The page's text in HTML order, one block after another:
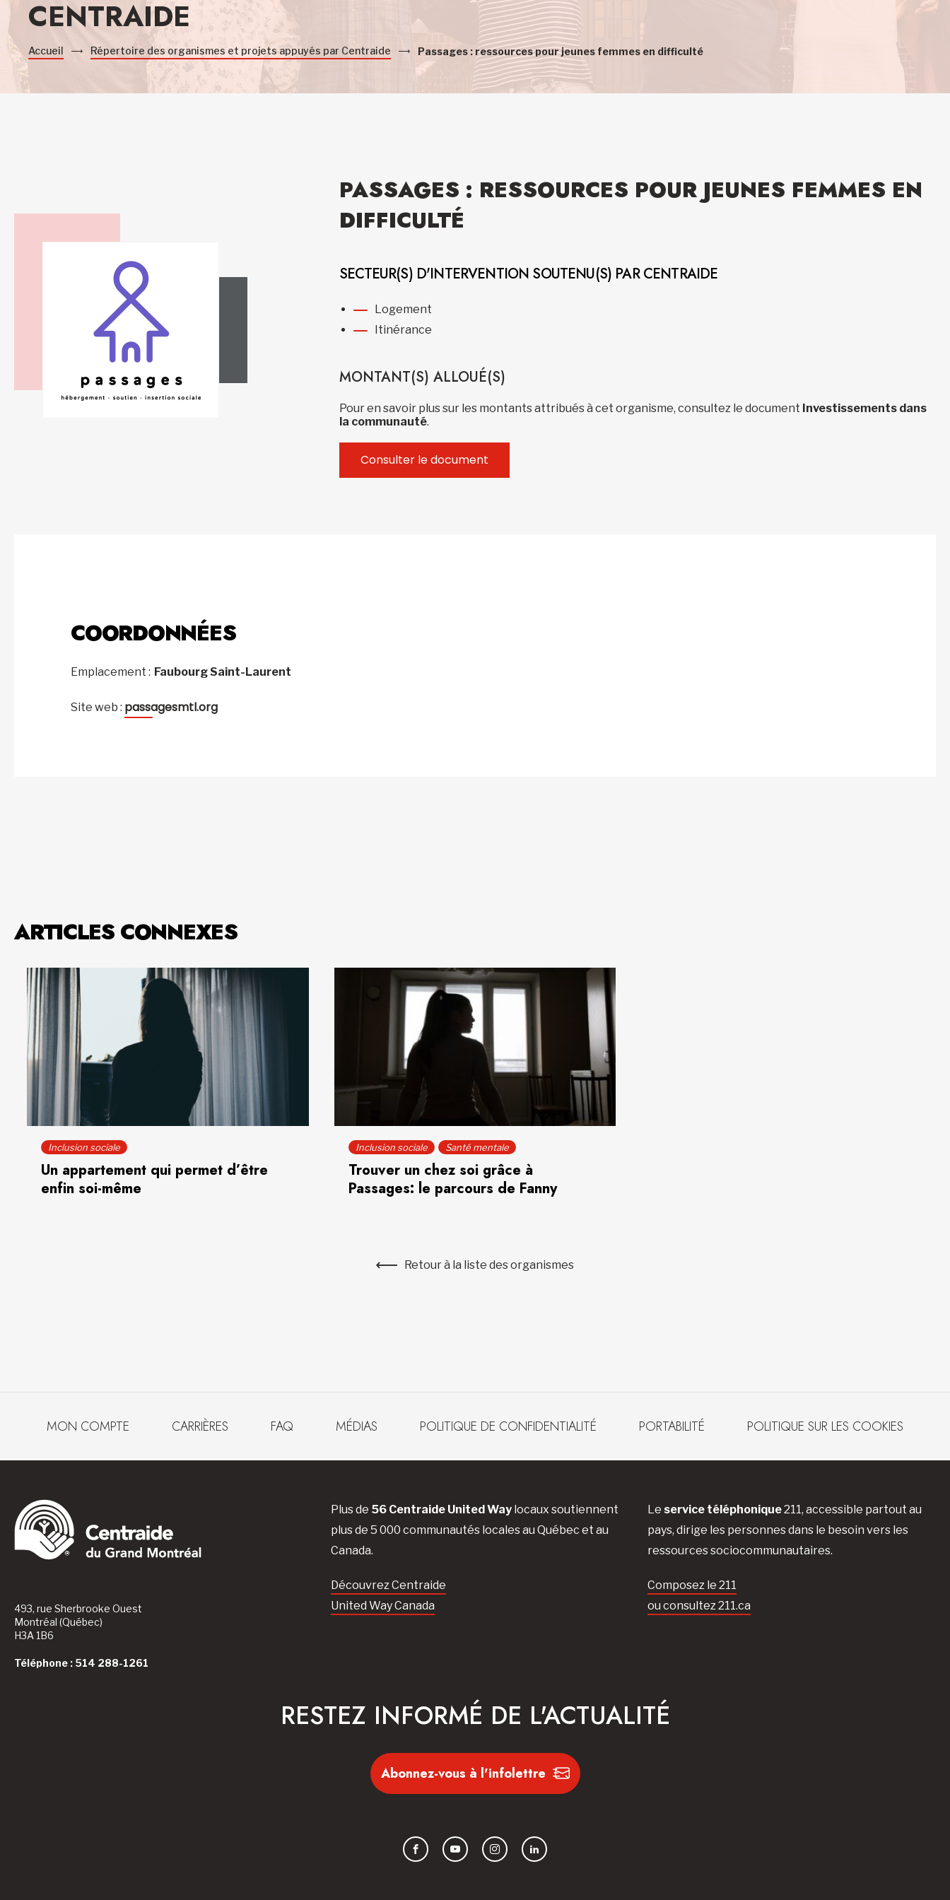
CENTRAIDE
Accueil Répertoire des organismes et projets appuyés par Centraide Passages : ressources pour jeunes femmes en difficulté
PASSAGES : RESSOURCES POUR JEUNES FEMMES EN
DIFFICULTÉ
SECTEUR(S) D'INTERVENTION SOUTENU(S) PAR CENTRAIDE
Logement
Itinérance
MONTANT(S) ALLOUÉ(S)
Pour en savoir plus sur les montants attribués à cet organisme, consultez le document Investissements dans
la communauté.
Consulter le document
COORDONNÉES
Emplacement : Faubourg Saint-Laurent
Site web : passagesmtl.org
ARTICLES CONNEXES
Inclusion sociale
Un appartement qui permet d’être
enfin soi-même
Inclusion sociale Santé mentale
Trouver un chez soi grâce à
Passages: le parcours de Fanny
Retour à la liste des organismes
MON COMPTE CARRIÈRES FAQ MÉDIAS POLITIQUE DE CONFIDENTIALITÉ PORTABILITÉ POLITIQUE SUR LES COOKIES
493, rue Sherbrooke Ouest
Montréal (Québec)
H3A 1B6
Téléphone : 514 288-1261
Plus de 56 Centraide United Waylocaux soutiennent
plus de 5 000 communautés locales au Québec et au
Canada.
Découvrez Centraide
United Way Canada
Le service téléphonique211, accessible partout au
pays, dirige les personnes dans le besoin vers les
ressources sociocommunautaires.
Composez le 211
ou consultez 211.ca
RESTEZ INFORMÉ DE L'ACTUALITÉ
Abonnez-vous à l'infolettre
FacebookYouTubeInstagramLinkedIn